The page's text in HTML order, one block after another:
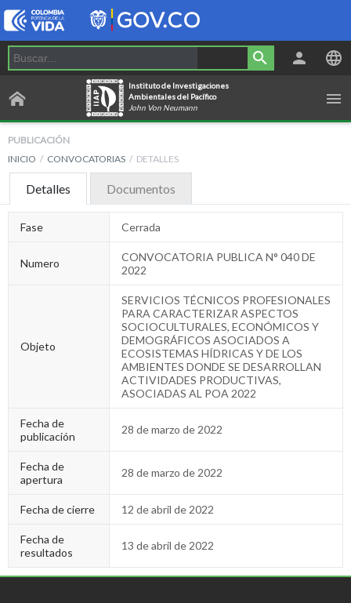
Instituto de Investigaciones
Ambientales del Pacífico
John Von Neumann
PUBLICACIÓN
INICIO
CONVOCATORIAS DETALLES
Detalles Documentos
Fase Cerrada
Numero
CONVOCATORIA PUBLICA N° 040 DE
2022
Objeto
SERVICIOS TÉCNICOS PROFESIONALES
PARA CARACTERIZAR ASPECTOS
SOCIOCULTURALES, ECONÓMICOS Y
DEMOGRÁFICOS ASOCIADOS A
ECOSISTEMAS HÍDRICAS Y DE LOS
AMBIENTES DONDE SE DESARROLLAN
ACTIVIDADES PRODUCTIVAS,
ASOCIADAS AL POA 2022
Fecha de
publicación
28 de marzo de 2022
Fecha de
apertura
28 de marzo de 2022
Fecha de cierre 12 de abril de 2022
Fecha de
resultados
13 de abril de 2022